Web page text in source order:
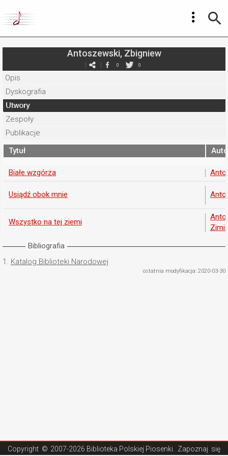
Antoszewski, Zbigniew
0 0
Opis
Dyskografia
Utwory
Zespoły
Publikacje
Tytuł
Białe wzgórza
Usiądź obok mnie
Wszystko na tej ziemi
Bibliografia
1. Katalog Biblioteki Narodowej
ostatnia modyfikacja: 2020-03-30
Copyright © 2007-2026 Biblioteka Polskiej Piosenki . Zapoznaj się